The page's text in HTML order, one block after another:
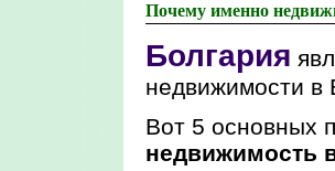
Почему именно
Болгария
недвижимости в
Вот 5 основных
недвижимость